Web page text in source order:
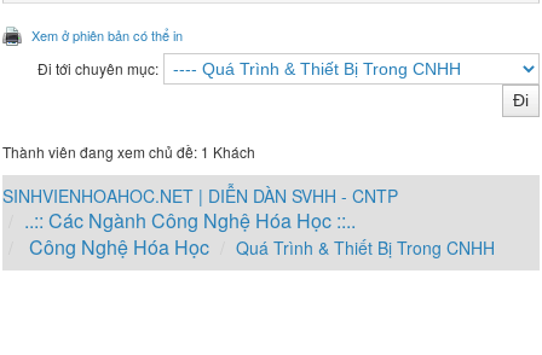
Xem ở phiên bản có thể in
Đi tới chuyên mục:
Thành viên đang xem chủ đề: 1 Khách
SINHVIENHOAHOC.NET | DIỄN DÀN SVHH - CNTP
..:: Các Ngành Công Nghệ Hóa Học ::..
Công Nghệ Hóa Học
Quá Trình & Thiết Bị Trong CNHH